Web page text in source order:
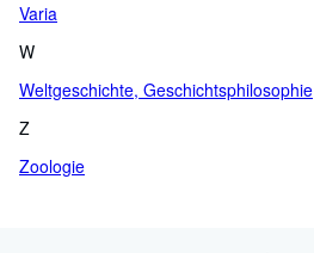
Varia
W
Weltgeschichte, Geschichtsphilosophie
Z
Zoologie